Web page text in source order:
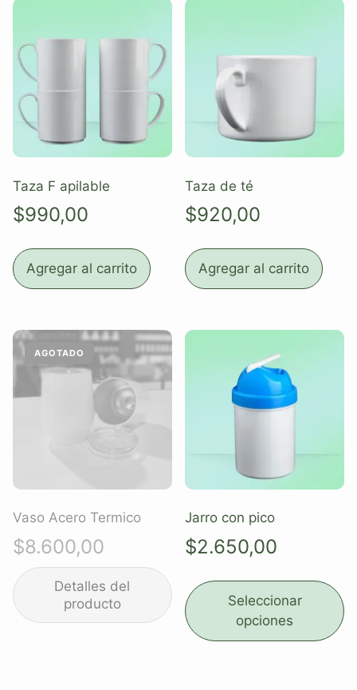
Taza F apilable
$990,00
Agregar al carrito
Taza de té
$920,00
Agregar al carrito
Vaso Acero Termico
$8.600,00
Jarro con pico
$2.650,00
Seleccionar
opciones